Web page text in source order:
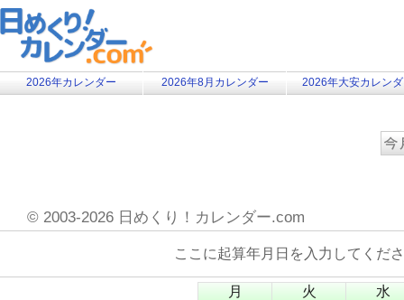
2026年カレンダー 2026年8月カレンダー 2026年大安カレン
© 2003-2026 日めくり！カレンダー.com
ここに起算年月日を入力してく
月 火 水